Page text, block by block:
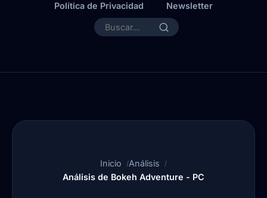
Política de Privacidad Newsletter
Inicio
Análisis
Análisis de Bokeh Adventure - PC